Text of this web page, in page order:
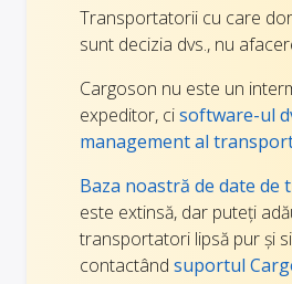
Transportatorii cu care
sunt decizia dvs., nu
Cargoson nu este un
expeditor, cisoftware-ul
management al
Baza noastră de date
este extinsă, dar puteți
transportatori lipsă pur și
contactând suportul